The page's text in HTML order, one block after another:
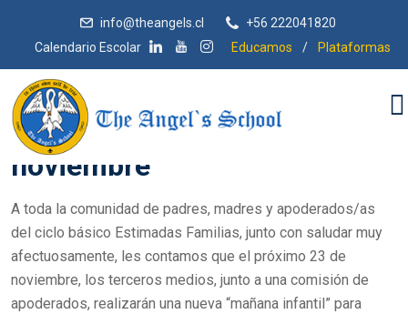
info@theangels.cl
+56 222041820
Calendario Escolar
Educamos / Plataformas
Diego Araya
S
O
Mañana infantil 23 de
noviembre
A toda la comunidad de padres, madres y apoderados/as
del ciclo básico Estimadas Familias, junto con saludar muy
afectuosamente, les contamos que el próximo 23 de
noviembre, los terceros medios, junto a una comisión de
apoderados, realizarán una nueva “mañana infantil” para